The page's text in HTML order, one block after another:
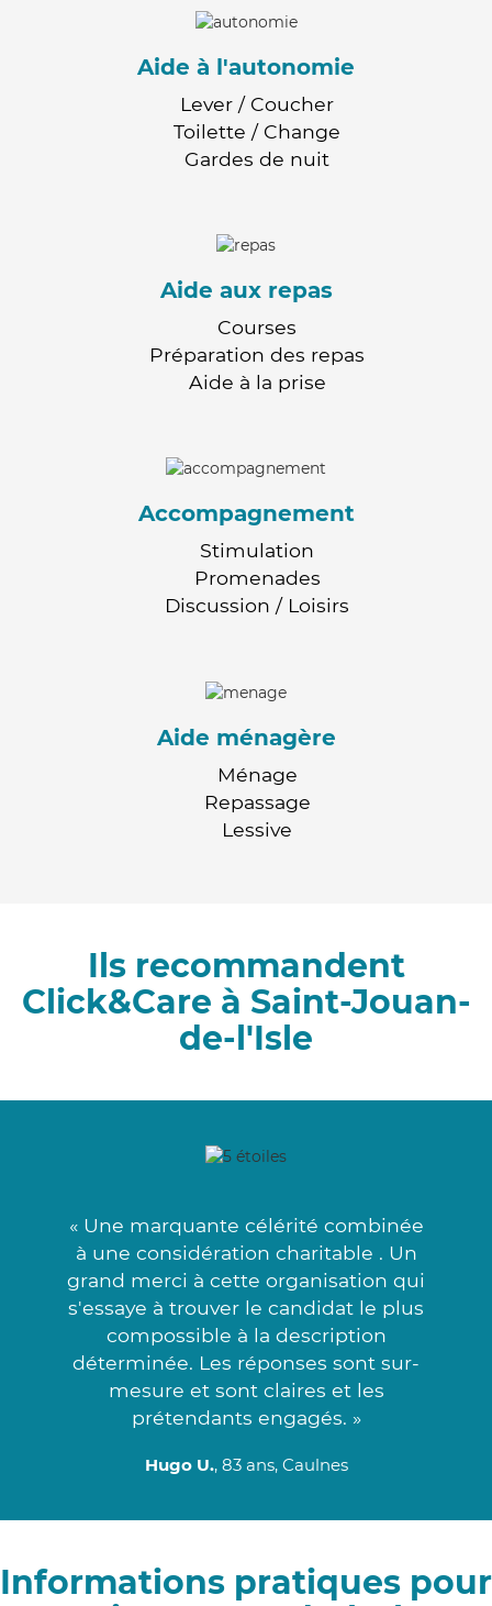
Aide à l'autonomie
Lever / Coucher
Toilette / Change
Gardes de nuit
Aide aux repas
Courses
Préparation des repas
Aide à la prise
Accompagnement
Stimulation
Promenades
Discussion / Loisirs
Aide ménagère
Ménage
Repassage
Lessive
Ils recommandent
Click&Care à Saint-Jouan-
de-l'Isle
« Une marquante célérité combinée
à une considération charitable . Un
grand merci à cette organisation qui
s'essaye à trouver le candidat le plus
compossible à la description
déterminée. Les réponses sont sur-
mesure et sont claires et les
prétendants engagés. »
Hugo U., 83 ans, Caulnes
Informations pratiques pour